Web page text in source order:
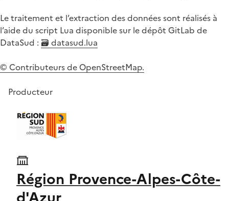
Le traitement et l’extraction des données sont réalisés à
l’aide du script Lua disponible sur le dépôt GitLab de
DataSud : 🗃️ datasud.lua
© Contributeurs de OpenStreetMap.
Producteur
Région Provence-Alpes-Côte-